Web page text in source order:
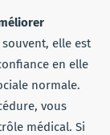
souvent, elle est
en elle
normale.
vous
médical. Si